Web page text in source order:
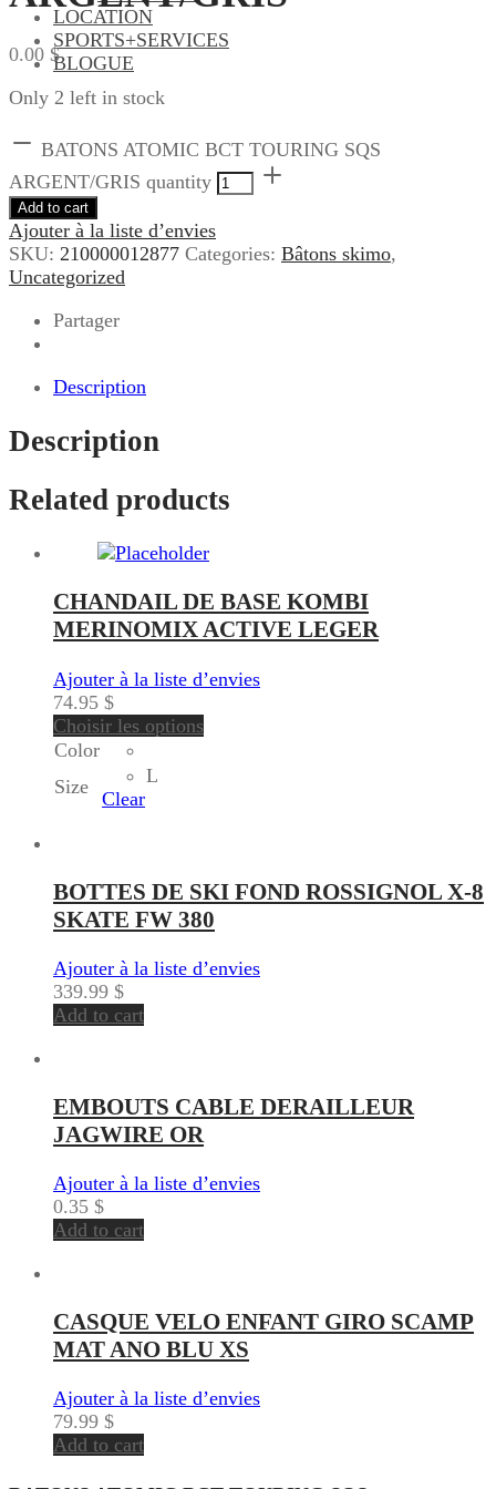
LOCATION
SPORTS+SERVICES
BLOGUE
0.00 $
Only 2 left in stock
BATONS ATOMIC BCT TOURING SQS
ARGENT/GRIS quantity
Add to cart
Ajouter à la liste d’envies
SKU: 210000012877 Categories: Bâtons skimo,
Uncategorized
Partager
Description
Description
Related products
CHANDAIL DE BASE KOMBI
MERINOMIX ACTIVE LEGER
Ajouter à la liste d’envies
74.95 $
Choisir les options
Color
Size
L
Clear
BOTTES DE SKI FOND ROSSIGNOL X-8
SKATE FW 380
Ajouter à la liste d’envies
339.99 $
Add to cart
EMBOUTS CABLE DERAILLEUR
JAGWIRE OR
Ajouter à la liste d’envies
0.35 $
Add to cart
CASQUE VELO ENFANT GIRO SCAMP
MAT ANO BLU XS
Ajouter à la liste d’envies
79.99 $
Add to cart